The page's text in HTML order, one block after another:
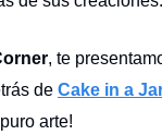
, te
de Cake in a
arte!